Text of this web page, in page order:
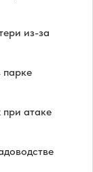
из-за
парке
атаке